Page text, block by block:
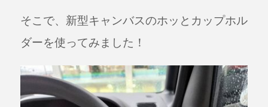
そこで、新型キャンバスのホッとカップホル
ダーを使ってみました！